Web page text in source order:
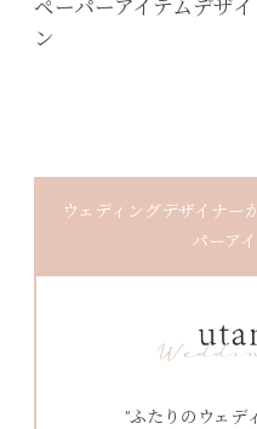
ペーパーアイテムデザイ
ン
ウェディングデザイナー
パーア
”ふたりのウェデ